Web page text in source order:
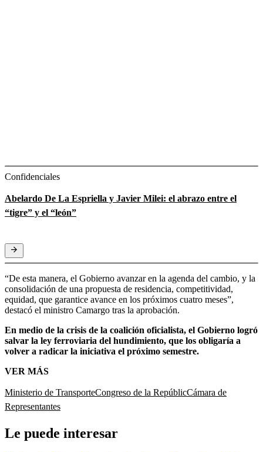
Confidenciales
Abelardo De La Espriella y Javier Milei: el abrazo entre el
“tigre” y el “león”
“De esta manera, el Gobierno avanzar en la agenda del cambio, y la
consolidación de una propuesta de residencia, competitividad,
equidad, que garantice avance en los próximos cuatro meses”,
destacó el ministro Camargo tras la aprobación.
En medio de la crisis de la coalición oficialista, el Gobierno logró
salvar la ley ferroviaria del hundimiento, que los obligaría a
volver a radicar la iniciativa el próximo semestre.
VER MÁS
Ministerio de TransporteCongreso de la RepúblicCámara de
Representantes
Le puede interesar